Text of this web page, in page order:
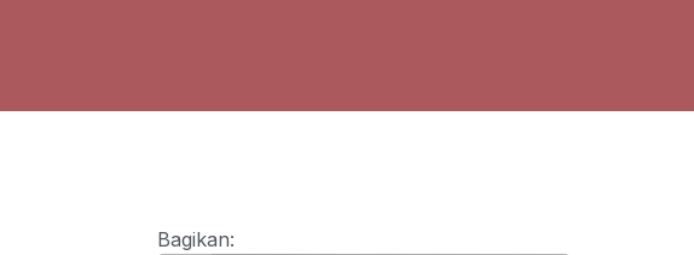
Bagikan: